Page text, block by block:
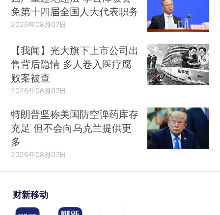
免第十四届全国人大代表职务
2026年08月07日
【我闻】光大旗下上市公司出
售背后隐情 多人卷入医疗腐
败案被查
2026年08月07日
特朗普坚称美国防空弹药库存
充足 但不会向乌克兰提供更
多
2026年08月07日
财新移动